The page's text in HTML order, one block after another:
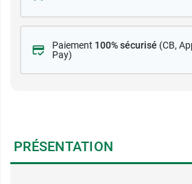
Paiement 100% sécurisé (CB,
Pay)
PRÉSENTATION